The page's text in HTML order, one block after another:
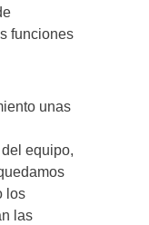
funciones
unas
equipo,
los
las